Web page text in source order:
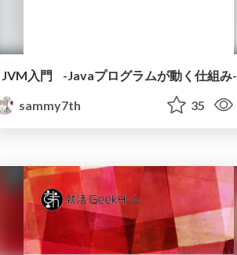
JVM入門 -Javaプログラムが動く仕組み-
sammy7th
35